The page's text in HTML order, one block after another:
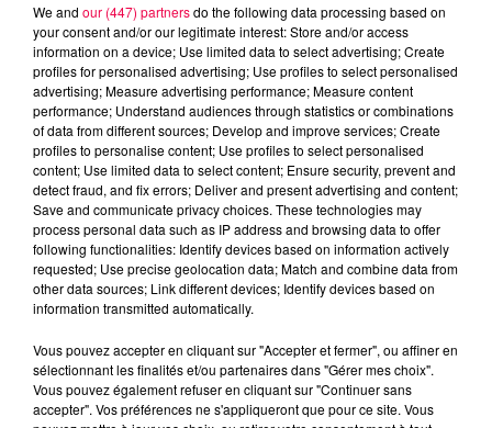
HOROSCOPE ASTROTOP
ASTRO
MAGNUM CAFE
Rémy
L'ASTROTOP TOUS LES MATINS A 6H45, 7H45 ET
8H45
11 juin 2026 - 1 min 39 sec
We and our (447) partnersdo the following data processing based on
your consent and/or our legitimate interest: Store and/or access
information on a device; Use limited data to select advertising; Create
profiles for personalised advertising; Use profiles to select personalised
advertising; Measure advertising performance; Measure content
performance; Understand audiences through statistics or combinations
of data from different sources; Develop and improve services; Create
profiles to personalise content; Use profiles to select personalised
content; Use limited data to select content; Ensure security, prevent and
detect fraud, and fix errors; Deliver and present advertising and content;
Save and communicate privacy choices. These technologies may
process personal data such as IP address and browsing data to offer
following functionalities: Identify devices based on information actively
requested; Use precise geolocation data; Match and combine data from
other data sources; Link different devices; Identify devices based on
information transmitted automatically.
Vous pouvez accepter en cliquant sur "Accepter et fermer", ou affiner en
sélectionnant les finalités et/ou partenaires dans "Gérer mes choix".
Vous pouvez également refuser en cliquant sur "Continuer sans
accepter". Vos préférences ne s'appliqueront que pour ce site. Vous